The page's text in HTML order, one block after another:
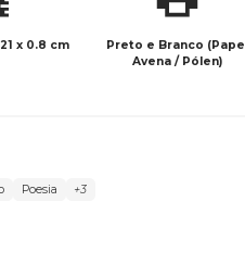
x 0.8 cm
Preto e Branco (Papel
Avena / Pólen)
Poesia +3